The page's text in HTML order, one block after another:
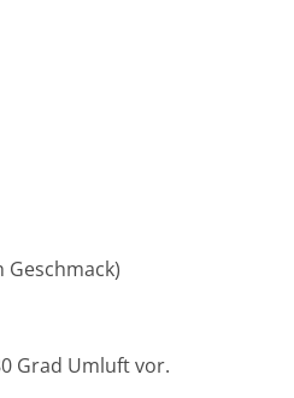
Geschmack)
Grad Umluft vor.